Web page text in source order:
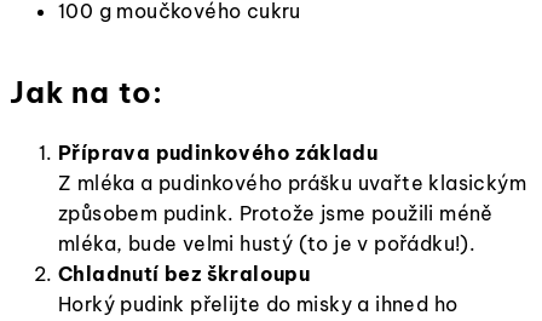
100 g moučkového cukru
Jak na to:
Příprava pudinkového základu
Z mléka a pudinkového prášku uvařte klasickým
způsobem pudink. Protože jsme použili méně
mléka, bude velmi hustý (to je v pořádku!).
Chladnutí bez škraloupu
Horký pudink přelijte do misky a ihned ho